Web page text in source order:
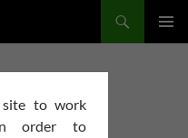
to work
order to
Libre